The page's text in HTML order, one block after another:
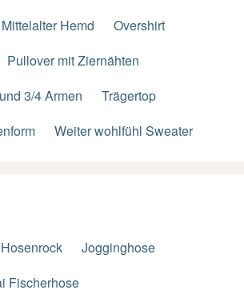
Mittelalter Hemd
Overshirt
Pullover mit Ziernähten
3/4 Armen
Trägertop
Weiter wohlfühl Sweater
Hosenrock
Jogginghose
Fischerhose